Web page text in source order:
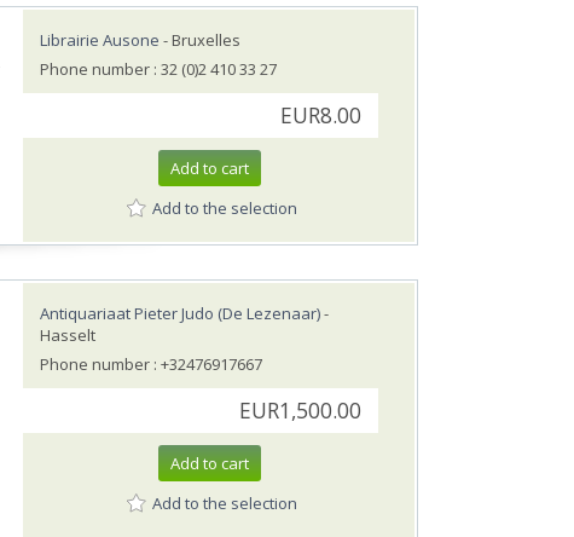
Librairie Ausone - Bruxelles
Phone number : 32 (0)2 410 33 27
EUR8.00
Add to cart
Add to the selection
Antiquariaat Pieter Judo (De Lezenaar)-
Hasselt
Phone number : +32476917667
EUR1,500.00
Add to cart
Add to the selection